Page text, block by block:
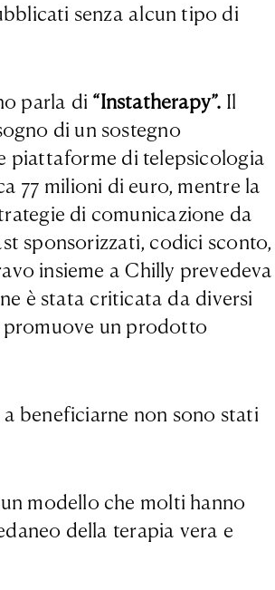
senza alcun tipo di
parla di “Instatherapy”. Il
di un sostegno
piattaforme di telepsicologia
77 milioni di euro, mentre la
di comunicazione da
sponsorizzati, codici sconto,
insieme a Chilly prevedeva
è stata criticata da diversi
promuove un prodotto
beneficiarne non sono stati
modello che molti hanno
della terapia vera e